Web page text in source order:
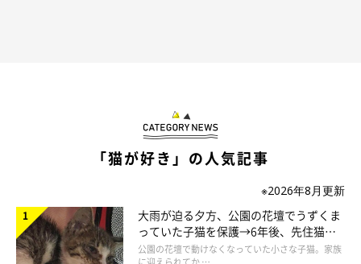
＠shinnosuke0710
「猫が好き」の人気記事
※2026年8月更新
大雨が迫る夕方、公園の花壇でうずくま
っていた子猫を保護→6年後、先住猫
と“姉妹”のような関係に
公園の花壇で動けなくなっていた小さな子猫。家族